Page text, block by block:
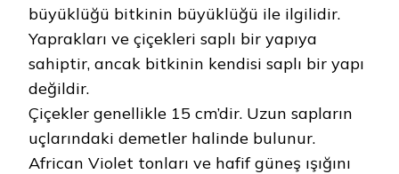
büyüklüğü bitkinin büyüklüğü ile ilgilidir.
Yaprakları ve çiçekleri saplı bir yapıya
sahiptir, ancak bitkinin kendisi saplı bir yapı
değildir.
Çiçekler genellikle 15 cm’dir. Uzun sapların
uçlarındaki demetler halinde bulunur.
African Violet tonları ve hafif güneş ışığını